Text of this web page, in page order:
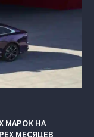
МАРОК НА
МЕСЯЦЕВ